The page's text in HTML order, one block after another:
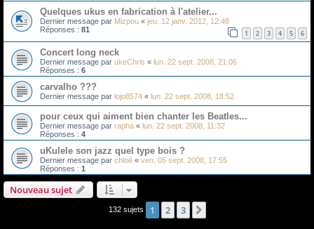
Quelques ukus en fabrication à l'atelier...
Dernier message par Mizpou « jeu. 12 janv. 2012, 12:48
Réponses : 81 1 2 3 4 5 6
Concert long neck
Dernier message par ukeChris « lun. 22 sept. 2008, 21:06
Réponses : 6
carvalho ???
Dernier message par lojo8574 « lun. 22 sept. 2008, 18:52
pour ceux qui aiment bien chanter les Beatles...
Dernier message par rapha « lun. 22 sept. 2008, 11:32
Réponses : 4
uKulele son jazz quel type bois ?
Dernier message par chloé « ven. 05 sept. 2008, 17:55
Réponses : 1
Nouveau sujet
132 sujets 1 2 3